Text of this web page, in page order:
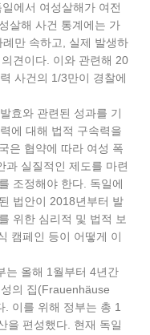
에서 여성살해가 여전
살해 사건 통계에는 가
만 속하고, 실제 발생하
견이다. 이와 관련해 20
사건의 1/3만이 경찰에
효와 관련된 성과를 기
에 대해 법적 구속력을
은 협약에 따라 여성 폭
과 실질적인 제도를 마련
조정해야 한다. 독일에
법안이 2018년부터 발
위한 심리적 및 법적 보
캠페인 등이 어떻게 이
는 올해 1월부터 4년간
의 집(Frauenhäuse
. 이를 위해 정부는 총 1
을 편성했다. 현재 독일